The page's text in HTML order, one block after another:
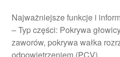
Najważniejsze funkcje i
– Typ części: Pokrywa
zaworów, pokrywa wałka